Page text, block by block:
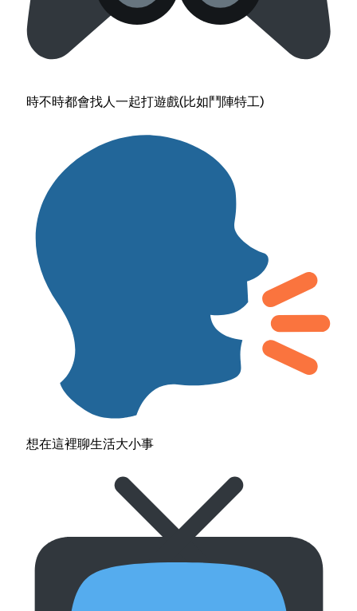
時不時都會找人一起打遊戲(比如鬥陣特工)
想在這裡聊生活大小事